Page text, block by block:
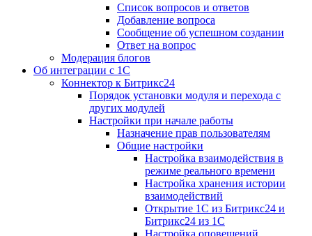
Список вопросов и ответов
Добавление вопроса
Сообщение об успешном создании
Ответ на вопрос
Модерация блогов
Об интеграции с 1С
Коннектор к Битрикс24
Порядок установки модуля и перехода с
других модулей
Настройки при начале работы
Назначение прав пользователям
Общие настройки
Настройка взаимодействия в
режиме реального времени
Настройка хранения истории
взаимодействий
Открытие 1С из Битрикс24 и
Битрикс24 из 1С
Настройка оповещений